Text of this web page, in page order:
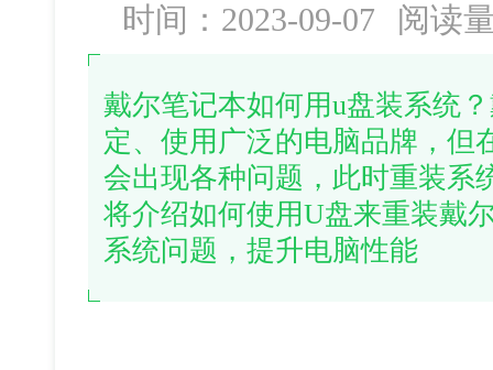
时间：2023-09-07 阅读
戴尔笔记本如何用u盘装系统
定、使用广泛的电脑品牌，但
会出现各种问题，此时重装系
将介绍如何使用U盘来重装戴
系统问题，提升电脑性能